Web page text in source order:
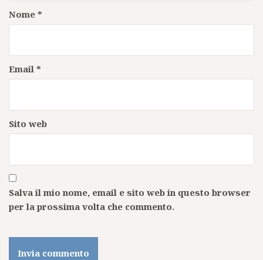
Nome *
Email *
Sito web
Salva il mio nome, email e sito web in questo browser
per la prossima volta che commento.